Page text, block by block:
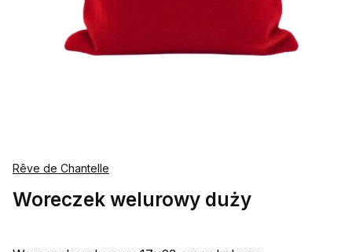
Rêve de Chantelle
Woreczek welurowy duży